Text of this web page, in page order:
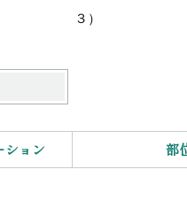
３）
ション 部